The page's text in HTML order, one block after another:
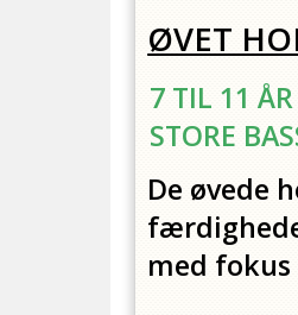
ØVET
7 TIL 11 ÅR
STORE
De øvede
med